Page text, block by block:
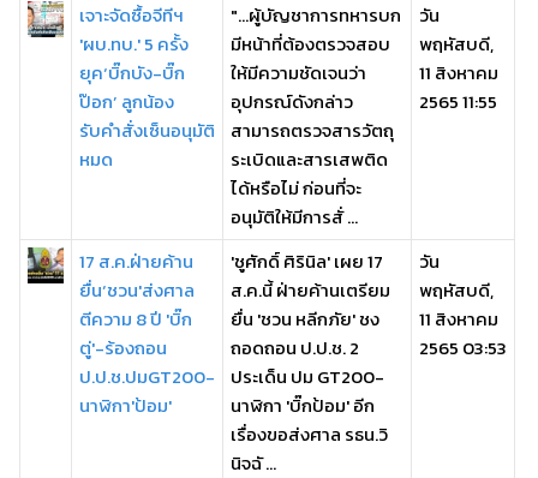
เจาะจัดซื้อจีทีฯ
'ผบ.ทบ.' 5 ครั้ง
ยุค‘บิ๊กบัง-บิ๊ก
ป๊อก’ ลูกน้อง
รับคำสั่งเซ็นอนุมัติ
หมด
"...ผู้บัญชาการทหารบก
มีหน้าที่ต้องตรวจสอบ
ให้มีความชัดเจนว่า
อุปกรณ์ดังกล่าว
สามารถตรวจสารวัตถุ
ระเบิดและสารเสพติด
ได้หรือไม่ ก่อนที่จะ
อนุมัติให้มีการสั่ ...
วัน
พฤหัสบดี,
11 สิงหาคม
2565 11:55
17 ส.ค.ฝ่ายค้าน
ยื่น‘ชวน'ส่งศาล
ตีความ 8 ปี 'บิ๊ก
ตู่'-ร้องถอน
ป.ป.ช.ปมGT200-
นาฬิกา'ป้อม'
'ชูศักดิ์ ศิรินิล' เผย 17
ส.ค.นี้ ฝ่ายค้านเตรียม
ยื่น 'ชวน หลีกภัย' ชง
ถอดถอน ป.ป.ช. 2
ประเด็น ปม GT200-
นาฬิกา 'บิ๊กป้อม' อีก
เรื่องขอส่งศาล รธน.วิ
นิจฉั ...
วัน
พฤหัสบดี,
11 สิงหาคม
2565 03:53